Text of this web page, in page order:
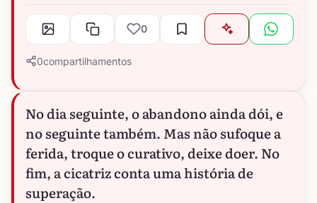
0
0compartilhamentos
No dia seguinte, o abandono ainda dói, e
no seguinte também. Mas não sufoque a
ferida, troque o curativo, deixe doer. No
fim, a cicatriz conta uma história de
superação.